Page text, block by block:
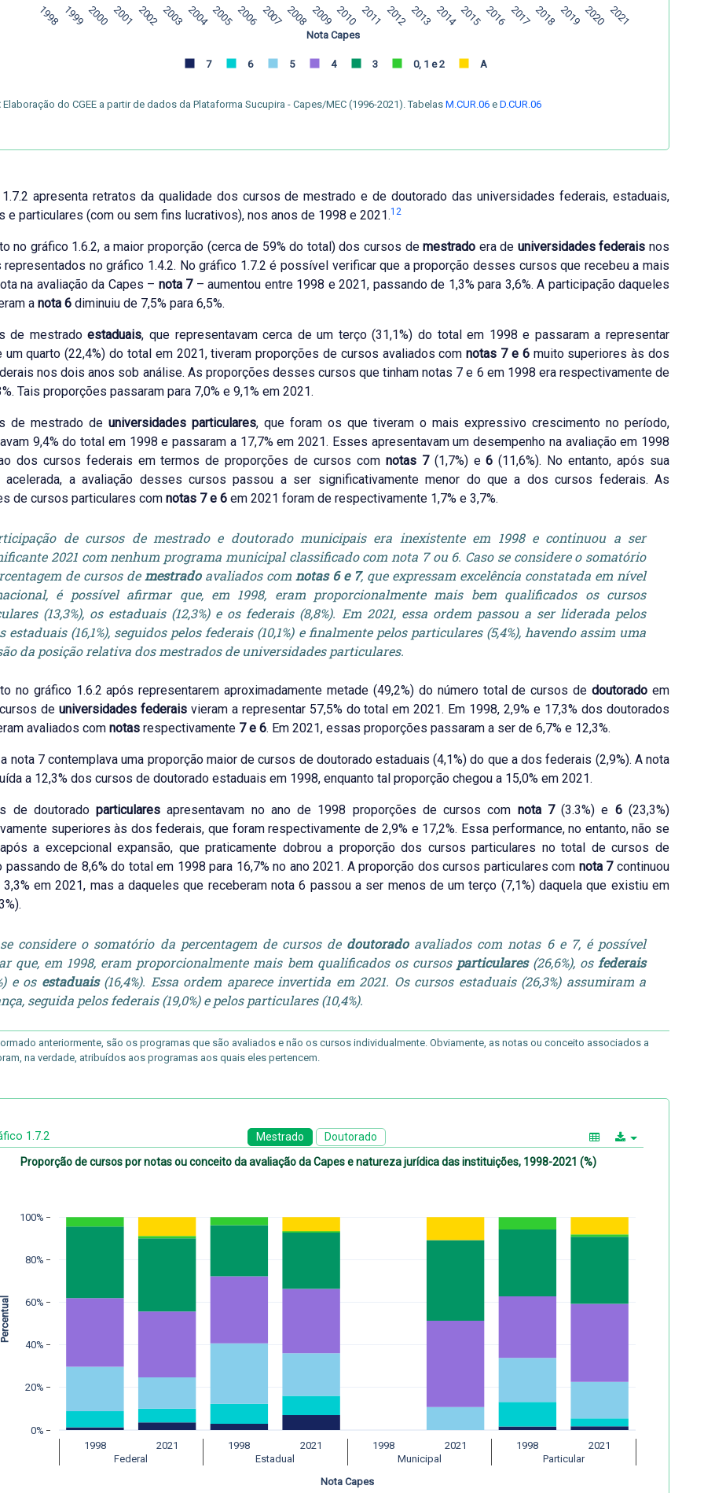
1998 19992000 2001 2002 2003 20042005200620072008 20092010 2011 2012 2013 20142015201620172018 20192020 2021
7 6 5 4 3 0, 1 e 2 A
Nota Capes
Elaboração do CGEE a partir de dados da Plataforma Sucupira - Capes/MEC (1996-2021). Tabelas M.CUR.06 e D.CUR.06
apresenta retratos da qualidade dos cursos de mestrado e de doutorado das universidades federais, estaduais,
e particulares (com ou sem fins lucrativos), nos anos de 1998 e 2021.12
no gráfico 1.6.2, a maior proporção (cerca de 59% do total) dos cursos demestrado era de universidades federais nos
representados no gráfico 1.4.2. No gráfico 1.7.2 é possível verificar que a proporção desses cursos que recebeu a mais
na avaliação da Capes – nota 7– aumentou entre 1998 e 2021, passando de 1,3% para 3,6%. A participação daqueles
a nota 6 diminuiu de 7,5% para 6,5%.
de mestrado estaduais, que representavam cerca de um terço (31,1%) do total em 1998 e passaram a representar
um quarto (22,4%) do total em 2021, tiveram proporções de cursos avaliados comnotas 7 e 6muito superiores às dos
nos dois anos sob análise. As proporções desses cursos que tinham notas 7 e 6 em 1998 era respectivamente de
Tais proporções passaram para 7,0% e 9,1% em 2021.
de mestrado de universidades particulares, que foram os que tiveram o mais expressivo crescimento no período,
9,4% do total em 1998 e passaram a 17,7% em 2021. Esses apresentavam um desempenho na avaliação em 1998
dos cursos federais em termos de proporções de cursos com notas 7(1,7%) e6 (11,6%). No entanto, após sua
acelerada, a avaliação desses cursos passou a ser significativamente menor do que a dos cursos federais. As
de cursos particulares com notas 7 e 6 em 2021 foram de respectivamente 1,7% e 3,7%.
de cursos de mestrado e doutorado municipais era inexistente em 1998 e continuou a ser
2021 com nenhum programa municipal classificado com nota 7 ou 6. Caso se considere o somatório
de cursos de mestradoavaliados com notas 6 e 7, que expressam excelência constatada em nível
é possível afirmar que, em 1998, eram proporcionalmente mais bem qualificados os cursos
(13,3%), os estaduais (12,3%) e os federais (8,8%). Em 2021, essa ordem passou a ser liderada pelos
estaduais (16,1%), seguidos pelos federais (10,1%) e finalmente pelos particulares (5,4%), havendo assim uma
da posição relativa dos mestrados de universidades particulares.
no gráfico 1.6.2 após representarem aproximadamente metade (49,2%) do número total de cursos dedoutorado em
de universidades federaisvieram a representar 57,5% do total em 2021. Em 1998, 2,9% e 17,3% dos doutorados
avaliados com notas respectivamente 7 e 6. Em 2021, essas proporções passaram a ser de 6,7% e 12,3%.
nota 7 contemplava uma proporção maior de cursos de doutorado estaduais (4,1%) do que a dos federais (2,9%). A nota
a 12,3% dos cursos de doutorado estaduais em 1998, enquanto tal proporção chegou a 15,0% em 2021.
de doutoradoparticulares apresentavam no ano de 1998 proporções de cursos com nota 7(3.3%) e 6(23,3%)
superiores às dos federais, que foram respectivamente de 2,9% e 17,2%. Essa performance, no entanto, não se
a excepcional expansão, que praticamente dobrou a proporção dos cursos particulares no total de cursos de
passando de 8,6% do total em 1998 para 16,7% no ano 2021. A proporção dos cursos particulares com nota 7continuou
em 2021, mas a daqueles que receberam nota 6 passou a ser menos de um terço (7,1%) daquela que existiu em
considere o somatório da percentagem de cursos de doutoradoavaliados com notas 6 e 7, é possível
que, em 1998, eram proporcionalmente mais bem qualificados os cursos particulares(26,6%), osfederais
e os estaduais(16,4%). Essa ordem aparece invertida em 2021. Os cursos estaduais (26,3%) assumiram a
seguida pelos federais (19,0%) e pelos particulares (10,4%).
anteriormente, são os programas que são avaliados e não os cursos individualmente. Obviamente, as notas ou conceito associados a
na verdade, atribuídos aos programas aos quais eles pertencem.
1.7.2 Mestrado Doutorado
Proporção de cursos por notas ou conceito da avaliação da Capes e natureza jurídica das instituições, 1998-2021 (%)
1998 2021 1998 2021 1998 2021 1998
2021
Federal
Estadual Municipal Particular
0%
20%
40%
60%
80%
100%
Nota Capes